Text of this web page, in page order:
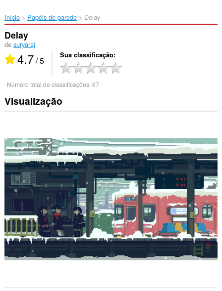
Início Papéis de parede Delay‎
Delay
de suryaraj
4.7/ 5 Sua classificação
Número total de classificações:67
Visualização